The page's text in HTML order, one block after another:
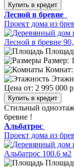
Купить в кредит
Лесной в бревне
Проект дома из
Размер:
Цена от: 2 995 000
Купить в кредит
Стильный
бревне !
Альбатрос
Проект дома из